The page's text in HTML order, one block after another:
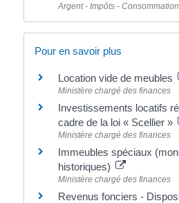
Argent - Impôts - Consommation
Pour en savoir plus
Location vide de meubles
Ministère chargé des finances
Investissements locatifs
cadre de la loi « Scellier »
Ministère chargé des finances
Immeubles spéciaux
historiques)
Ministère chargé des finances
Revenus fonciers -